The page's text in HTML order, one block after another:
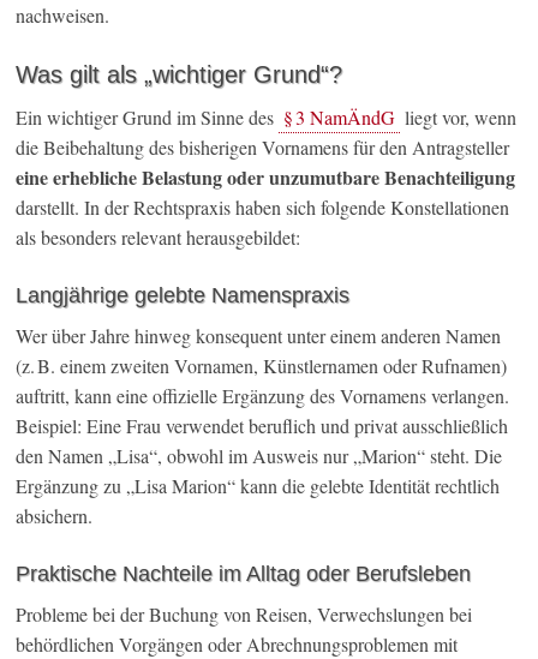
nachweisen.
Was gilt als „wichtiger Grund“?
Ein wichtiger Grund im Sinne des § 3 NamÄndG liegt vor, wenn
die Beibehaltung des bisherigen Vornamens für den Antragsteller
eine erhebliche Belastung oder unzumutbare Benachteiligung
darstellt. In der Rechtspraxis haben sich folgende Konstellationen
als besonders relevant herausgebildet:
Langjährige gelebte Namenspraxis
Wer über Jahre hinweg konsequent unter einem anderen Namen
(z. B. einem zweiten Vornamen, Künstlernamen oder Rufnamen)
auftritt, kann eine offizielle Ergänzung des Vornamens verlangen.
Beispiel: Eine Frau verwendet beruflich und privat ausschließlich
den Namen „Lisa“, obwohl im Ausweis nur „Marion“ steht. Die
Ergänzung zu „Lisa Marion“ kann die gelebte Identität rechtlich
absichern.
Praktische Nachteile im Alltag oder Berufsleben
Probleme bei der Buchung von Reisen, Verwechslungen bei
behördlichen Vorgängen oder Abrechnungsproblemen mit